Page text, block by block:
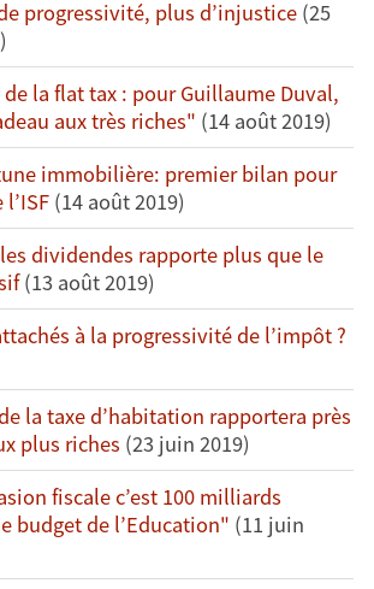
progressivité, plus d’injustice (25
de la flat tax : pour Guillaume Duval,
aux très riches" (14 août 2019)
immobilière: premier bilan pour
(14 août 2019)
dividendes rapporte plus que le
(13 août 2019)
à la progressivité de l’impôt ?
la taxe d’habitation rapportera près
plus riches (23 juin 2019)
fiscale c’est 100 milliards
budget de l’Education" (11 juin